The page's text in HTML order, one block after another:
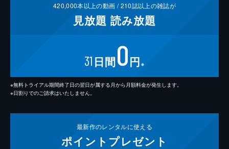
420,000本以上の動画 /210誌以上の雑誌が
見放題 読み放題
31 日間0円 ※
※無料トライアル期間終了日の翌日が属する月から月額料金が発生します。
※日割りでのご請求はいたしません。
最新作のレンタルに使える
ポイント プレゼント